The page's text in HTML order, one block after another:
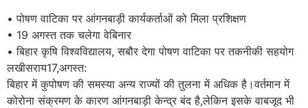
• पोषण वाटिका पर आंगनबाड़ी कार्यकर्ताओं को मिला प्रशिक्षण
• 19 अगस्त तक चलेगा वेबिनार
• बिहार कृषि विश्वविद्यालय, सबौर देगा पोषण वाटिका पर तकनीकी सहयोग
लखीसराय17,अगस्त:
बिहार में कुपोषण की समस्या अन्य राज्यों की तुलना में अधिक है।वर्तमान में
कोरोना संक्रमण के कारण आंगनबाड़ी केन्द्र बंद है,लेकिन इसके वाबजूद भी